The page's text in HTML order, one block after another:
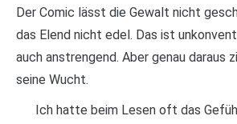
Der Comic lässt die Gewalt nicht
das Elend nicht edel. Das ist
auch anstrengend. Aber genau daraus
seine Wucht.
Ich hatte beim Lesen oft das